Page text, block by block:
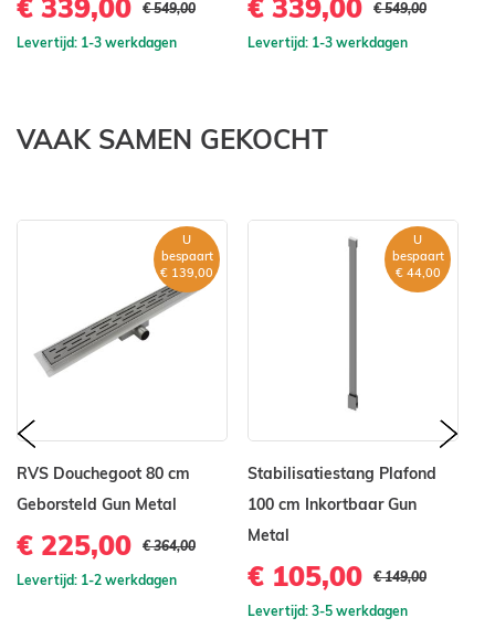
€ 339,00 € 549,00
Levertijd: 1-3 werkdagen
€ 339,00 € 549,00
Levertijd: 1-3 werkdagen
VAAK SAMEN GEKOCHT
RVS Douchegoot 80 cm
Geborsteld Gun Metal
U
bespaart
€ 139,00
€ 225,00 € 364,00
Levertijd: 1-2 werkdagen
Stabilisatiestang Plafond
100 cm Inkortbaar Gun
Metal
U
bespaart
€ 44,00
€ 105,00 € 149,00
Levertijd: 3-5 werkdagen